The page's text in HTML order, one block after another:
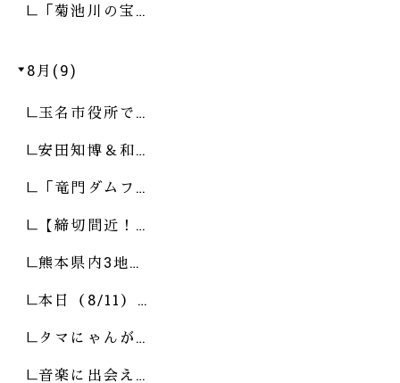
「菊池川の宝…
8月(9)
玉名市役所で…
安田知博＆和…
「竜門ダムフ…
【締切間近！…
熊本県内3地…
本日（8/11）…
タマにゃんが…
音楽に出会え…